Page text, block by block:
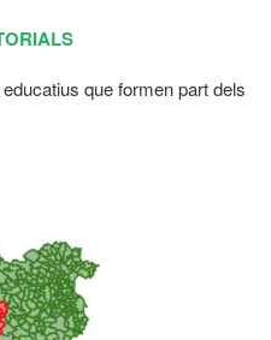
que formen part dels